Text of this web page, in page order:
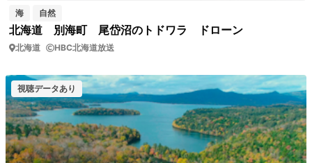
海 自然
北海道 別海町 尾岱沼のトドワラ ドローン
北海道 HBC北海道放送
視聴データあり